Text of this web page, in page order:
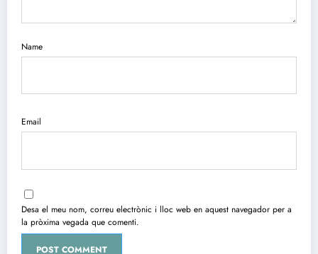
Name
Email
Desa el meu nom, correu electrònic i lloc web en aquest navegador per a
la pròxima vegada que comenti.